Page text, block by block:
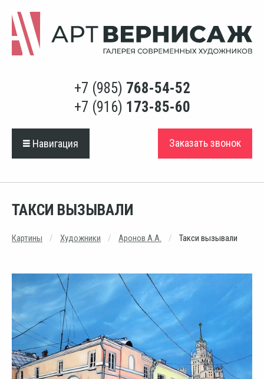
+7 (985) 768-54-52
+7 (916) 173-85-60
Навигация Заказать звонок
ТАКСИ ВЫЗЫВАЛИ
Картины Художники Аронов А.А. Такси вызывали